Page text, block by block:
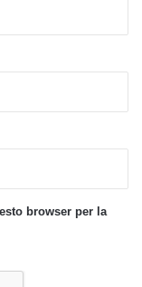
browser per la